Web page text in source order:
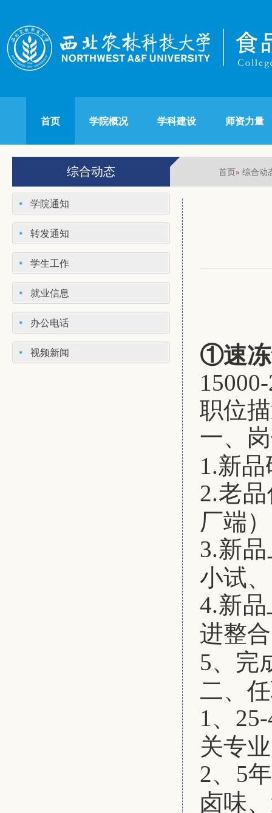
首页 学院概况 学科建设 师资力量
综合动态 首页» 综合动
学院通知
转发通知
学生工作
就业信息
办公电话
视频新闻 ①速
职位
一、
1.新
2.老
厂端）
3.新
小试
4.新
进整
5、完
二、
1、
关专
2、5
卤味